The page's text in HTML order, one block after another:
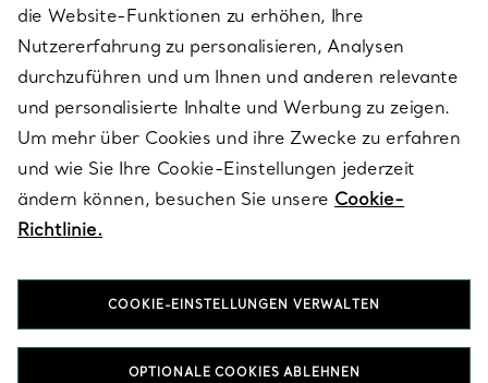
ÜBER TIFFANY & CO.
RECHTLICHE HINWEISE
FOLGEN SIE UNS
die Website-Funktionen zu erhöhen, Ihre
Nutzererfahrung zu personalisieren, Analysen
durchzuführen und um Ihnen und anderen relevante
und personalisierte Inhalte und Werbung zu zeigen.
Um mehr über Cookies und ihre Zwecke zu erfahren
und wie Sie Ihre Cookie-Einstellungen jederzeit
ändern können, besuchen Sie unsere Cookie-
Richtlinie.
COOKIE-EINSTELLUNGEN VERWALTEN
OPTIONALE COOKIES ABLEHNEN